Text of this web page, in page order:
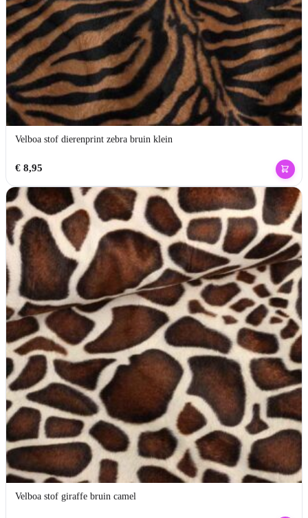
Velboa stof dierenprint zebra bruin klein
€8,95
Velboa stof giraffe bruin camel